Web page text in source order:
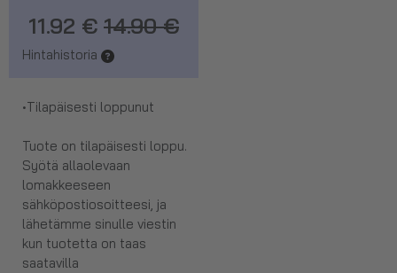
11.92 € 14.90 €
Hintahistoria
•Tilapäisesti loppunut
Tuote on tilapäisesti loppu.
Syötä allaolevaan
lomakkeeseen
sähköpostiosoitteesi, ja
lähetämme sinulle viestin
kun tuotetta on taas
saatavilla